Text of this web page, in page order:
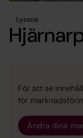
Lyssna
För att se
för
Ändra dina